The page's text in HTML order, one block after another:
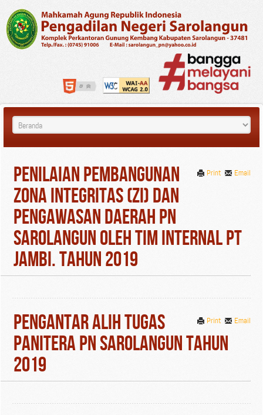
Email
Print
Penilaian Pembangunan
Zona Integritas (ZI) dan
Pengawasan Daerah PN
Sarolangun Oleh Tim Internal PT
Jambi. Tahun 2019
Email
Print
Pengantar Alih Tugas
Panitera PN Sarolangun Tahun
2019